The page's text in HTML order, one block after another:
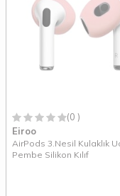
(0 )
Eiroo
AirPods 3.Nesil Kulaklık
Pembe Silikon Kılıf